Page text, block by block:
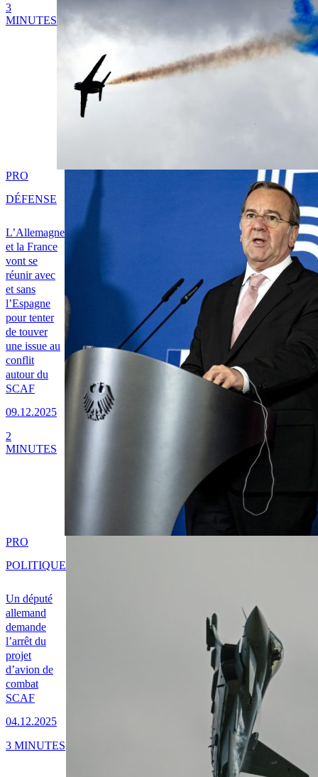
3
MINUTES
L’Allemagne
et la France
vont se
réunir avec
et sans
l’Espagne
pour tenter
de touver
une issue au
conflit
autour du
SCAF
09.12.2025
PRO
DÉFENSE
2
MINUTES
Un député
allemand
demande
l’arrêt du
projet
d’avion de
combat
SCAF
04.12.2025
PRO
POLITIQUE
3 MINUTES